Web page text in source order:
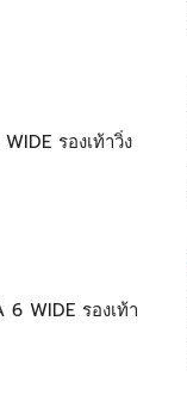
รองเท้าวิ่ง
6 WIDE รองเท้า